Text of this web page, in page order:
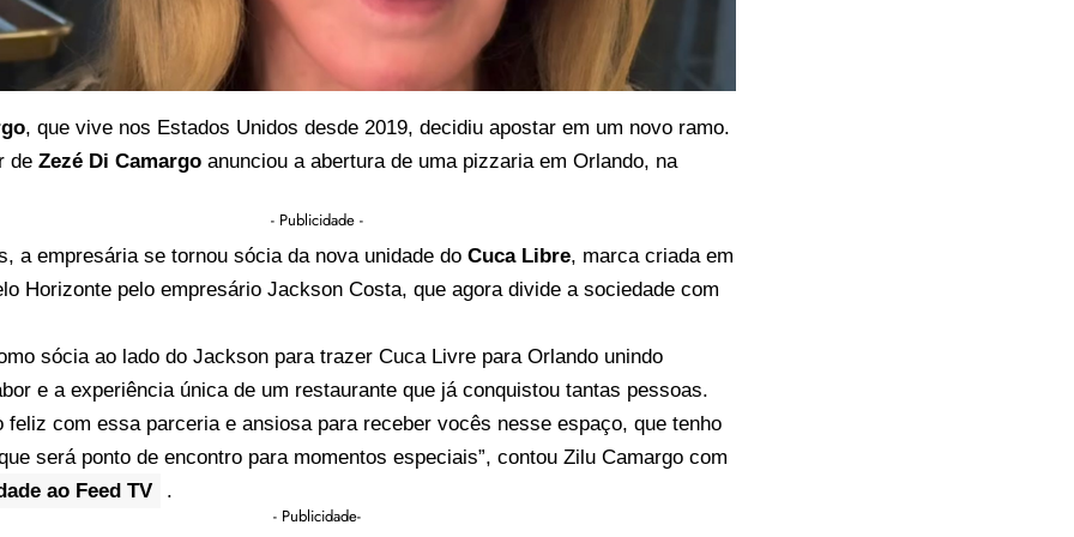
, que vive nos Estados Unidos desde 2019, decidiu apostar em um novo ramo.
de Zezé Di Camargo anunciou a abertura de uma pizzaria em Orlando, na
- Publicidade -
a empresária se tornou sócia da nova unidade do Cuca Libre, marca criada em
Horizonte pelo empresário Jackson Costa, que agora divide a sociedade com
sócia ao lado do Jackson para trazer Cuca Livre para Orlando unindo
e a experiência única de um restaurante que já conquistou tantas pessoas.
feliz com essa parceria e ansiosa para receber vocês nesse espaço, que tenho
será ponto de encontro para momentos especiais”, contou Zilu Camargo com
ao Feed TV
.
- Publicidade-